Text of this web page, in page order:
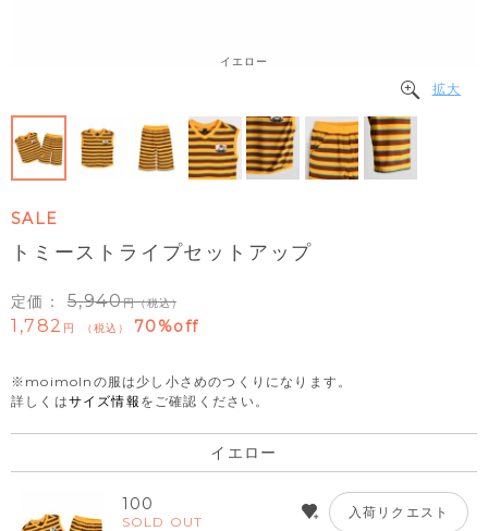
イエロー
拡大
SALE
トミーストライプセットアップ
定価： 5,940 （税込）
1,782 税込 70%off
※moimolnの服は少し小さめのつくりになります。
詳しくはサイズ情報 をご確認ください。
イエロー
100
SOLD OUT
入荷リクエスト